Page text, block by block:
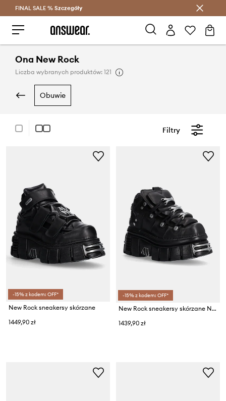
Oszczędzaj z Answear Club >
FINAL SALE % Szczegóły
Ona New Rock
Liczba wybranych produktów: 121
obuwie
Filtry
-15% z kodem: OFF*
New Rock sneakersy skórzane
1449,90 zł
-15% z kodem: OFF*
New Rock sneakersy skórzane Nomada Negro + Tower Negro Lateral E14 Acero
1439,90 zł